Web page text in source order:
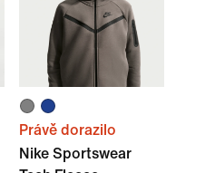
Právě dorazilo
Nike Sportswear